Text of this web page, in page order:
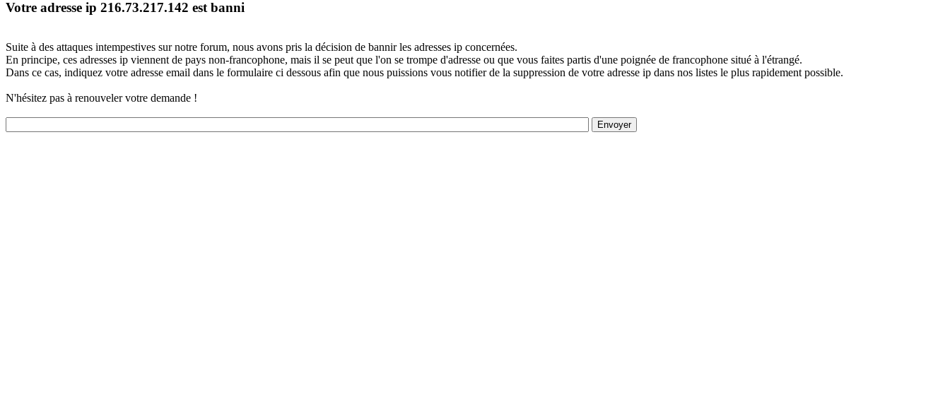
Votre adresse ip 216.73.217.142 est banni
Suite à des attaques intempestives sur notre forum, nous avons pris la décision de bannir les adresses ip concernées.
En principe, ces adresses ip viennent de pays non-francophone, mais il se peut que l'on se trompe d'adresse ou que vous faites partis d'une poignée de francophone situé à l'étrangé.
Dans ce cas, indiquez votre adresse email dans le formulaire ci dessous afin que nous puissions vous notifier de la suppression de votre adresse ip dans nos listes le plus rapidement possible.
N'hésitez pas à renouveler votre demande !